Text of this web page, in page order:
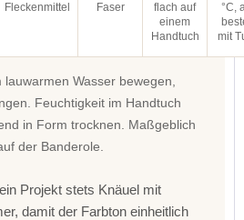
Fleckenmittel
Faser
flach auf
einem
Handtuch
°C,
mit
lauwarmen Wasser bewegen,
Feuchtigkeit im Handtuch
in Form trocknen. Maßgeblich
der Banderole.
Projekt stets Knäuel mit
damit der Farbton einheitlich